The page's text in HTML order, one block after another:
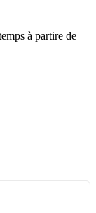
à partire de